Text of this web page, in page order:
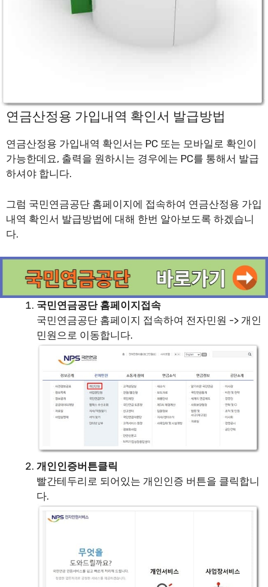
연금산정용 가입내역 확인서 발급방법
연금산정용 가입내역 확인서는 PC 또는 모바일로 확인이
가능한데요, 출력을 원하시는 경우에는 PC를 통해서 발급
하셔야 합니다.
그럼 국민연금공단 홈페이지에 접속하여 연금산정용 가입
내역 확인서 발급방법에 대해 한번 알아보도록 하겠습니
다.
국민연금공단 홈페이지접속
국민연금공단 홈페이지 접속하여 전자민원 -> 개인
민원으로 이동합니다.
개인인증버튼클릭
빨간테두리로 되어있는 개인인증 버튼을 클릭합니
다.